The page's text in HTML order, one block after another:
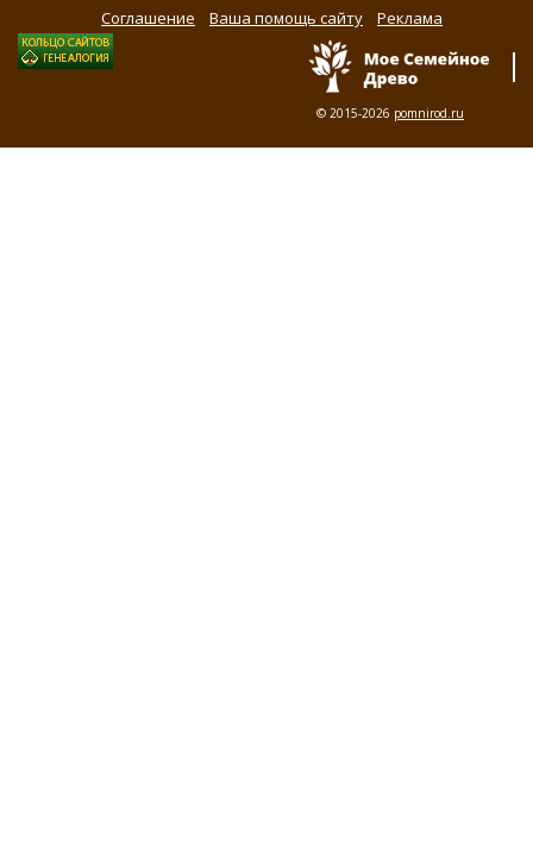
Соглашение Ваша помощь сайту Реклама
© 2015-2026 pomnirod.ru